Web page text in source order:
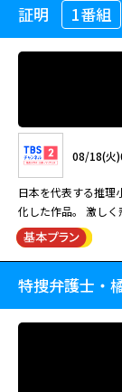
見された。彼女はト
ばかりだった。
北見志穂（松下由
ズ 北見志穂（松下由樹）は、警視庁捜査一課の刑事。自ら「おとり」とな
って事件の渦中に飛
ら、数々の難事件を
ぬ女性に話しかけら
社員・矢口冴子（
かけた。「大手警備
だ。なぜ自分に白羽
外資系の投資会社に
09/01(
証明 1番組
08/18(火
日本を代表する推理
化した作品。 激し
タッチで鋭く描く。
小説家・高木信夫を
として働く妻・久
巳琢郎、高畑淳子、
派俳優が顔を揃える。 【ストーリー】 売れない小説家・高木信夫（
夫）が死体で発見さ
志）のネームが入
という線が出てき
特捜弁護士・